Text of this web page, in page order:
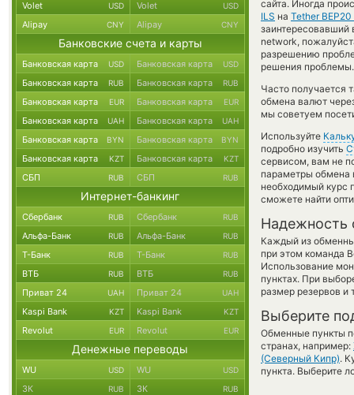
сайта. Иногда
ILS на Tether
заинтересовавший
network,
разрешению
решения проблемы.
Часто получается
обмена валют
мы советуем
Используйте
подробно изучить
сервисом, вам не
параметры обмена
необходимый курс
сможете найти
Надежность
Каждый из
при этом команда
Использование
пунктах. При
размер резервов и
Выберите
Обменные пункты
странах, например:
(Северный Кипр).
пункта. Выберите
Volet USD Volet USD
Alipay CNY Alipay CNY
Банковские счета и карты
Банковская карта USD Банковская карта USD
Банковская карта RUB Банковская карта RUB
Банковская карта EUR Банковская карта EUR
Банковская карта UAH Банковская карта UAH
Банковская карта BYN Банковская карта BYN
Банковская карта KZT Банковская карта KZT
СБП RUB СБП RUB
Интернет-банкинг
Сбербанк RUB Сбербанк RUB
Альфа-Банк RUB Альфа-Банк RUB
Т-Банк RUB Т-Банк RUB
ВТБ RUB ВТБ RUB
Приват 24 UAH Приват 24 UAH
Kaspi Bank KZT Kaspi Bank KZT
Revolut EUR Revolut EUR
Денежные переводы
WU USD WU USD
ЗК RUB ЗК RUB